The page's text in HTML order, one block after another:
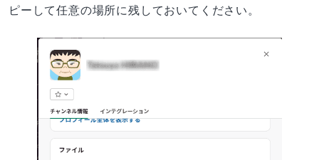
ピーして任意の場所に残しておいてください。